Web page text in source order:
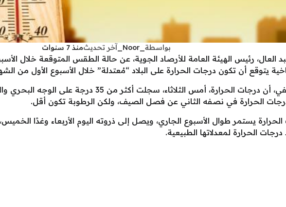
بواسطة _Noor_ آخر تحديثمنذ 7 سنوات
العال، رئيس الهيئة العامة للأرصاد الجوية، عن حالة الطقس المتوقعة خلال
يتوقع أن تكون درجات الحرارة على البلاد “مُعتدلة” خلال الأسبوع الأول من
وأوضح في بيان صحفي، أن درجات الحرارة، أمس
درجات الحرارة في نصفه الثاني عن فصل الصيف، ولكن الرطوبة تكون أقل.
يستمر طوال الأسبوع الجاري، ويصل إلى ذروته اليوم الأربعاء وغدًا الخميس،
الحرارة لمعدلاتها الطبيعية.